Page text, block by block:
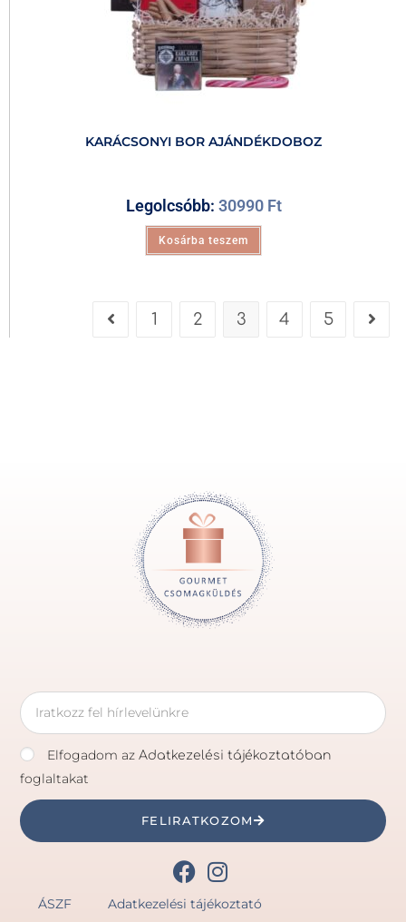
KARÁCSONYI BOR AJÁNDÉKDOBOZ
Legolcsóbb: 30990 Ft
Kosárba teszem
1 2 3 4 5
Elfogadom azAdatkezelési tájékoztatóban
foglaltakat
FELIRATKOZOM
ÁSZF Adatkezelési tájékoztató